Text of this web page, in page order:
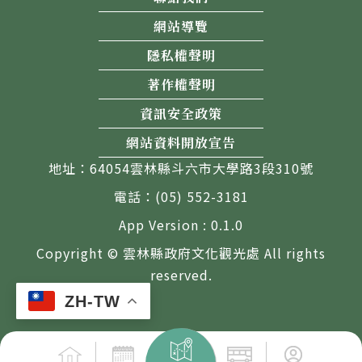
ZH-TW
網站導覽
隱私權聲明
著作權聲明
資訊安全政策
網站資料開放宣告
地址：64054雲林縣斗六市大學路3段310號
電話：(05) 552-3181
App Version : 0.1.0
Copyright © 雲林縣政府文化觀光處 All rights
reserved.